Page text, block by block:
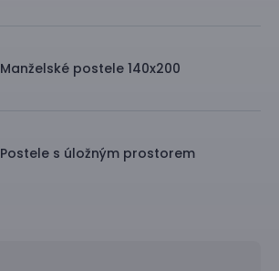
Manželské postele 140x200
Postele s úložným prostorem